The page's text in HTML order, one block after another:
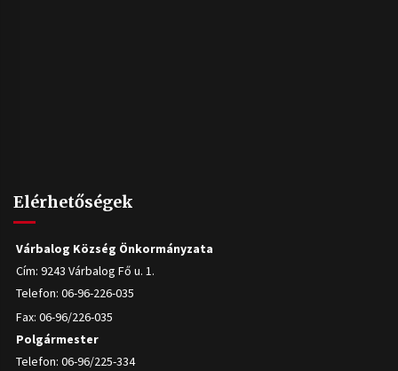
Elérhetőségek
Várbalog Község Önkormányzata
Cím: 9243 Várbalog Fő u. 1.
Telefon: 06-96-226-035
Fax: 06-96/226-035
Polgármester
Telefon: 06-96/225-334